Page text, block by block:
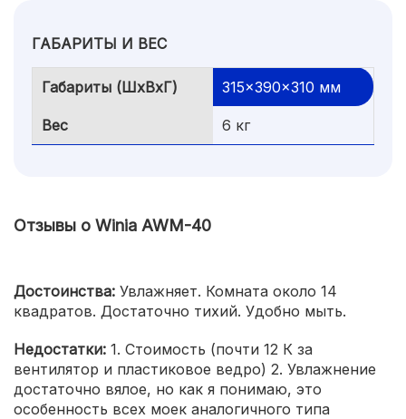
ГАБАРИТЫ И ВЕС
Габариты (ШхВхГ) 315x390x310 мм
Вес 6 кг
Отзывы о Winia AWM-40
Достоинства: Увлажняет. Комната около 14
квадратов. Достаточно тихий. Удобно мыть.
Недостатки: 1. Стоимость (почти 12 К за
вентилятор и пластиковое ведро) 2. Увлажнение
достаточно вялое, но как я понимаю, это
особенность всех моек аналогичного типа